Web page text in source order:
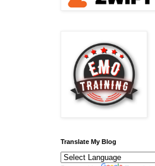
Translate My Blog